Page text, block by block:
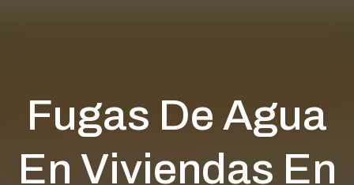
Fugas De Agua
En Viviendas En